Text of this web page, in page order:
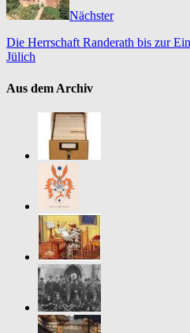
Nächster
Die Herrschaft Randerath bis zur
Jülich
Aus dem Archiv